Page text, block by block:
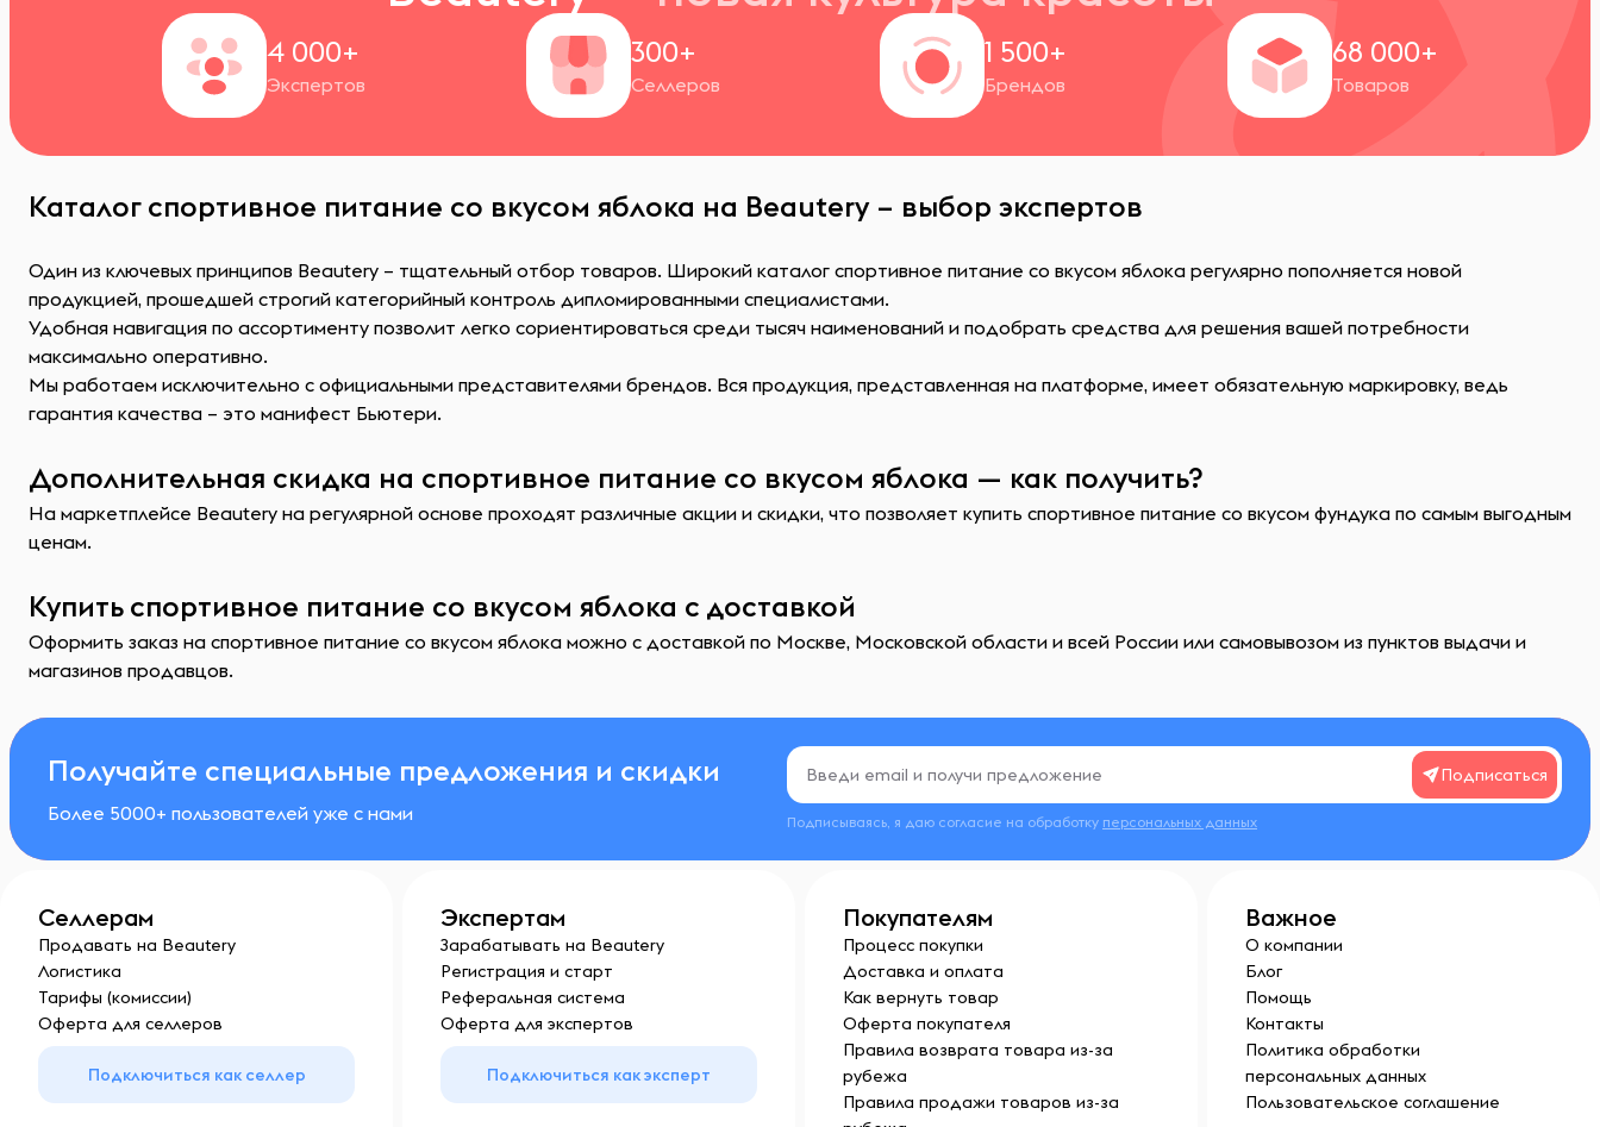
4 000+
Экспертов
300+
Селлеров
1 500+
Брендов
68 000+
Товаров
Каталог спортивное питание со вкусом яблока на Beautery – выбор экспертов
Один из ключевых принципов Beautery – тщательный отбор товаров. Широкий каталог спортивное питание со вкусом яблока регулярно пополняется новой
продукцией, прошедшей строгий категорийный контроль дипломированными специалистами.
Удобная навигация по ассортименту позволит легко сориентироваться среди тысяч наименований и подобрать средства для решения вашей потребности
максимально оперативно.
Мы работаем исключительно с официальными представителями брендов. Вся продукция, представленная на платформе, имеет обязательную маркировку, ведь
гарантия качества – это манифест Бьютери.
Дополнительная скидка на спортивное питание со вкусом яблока — как получить?
На маркетплейсе Beautery на регулярной основе проходят различные акции и скидки, что позволяет купить спортивное питание со вкусом фундука по самым выгодным
ценам.
Купить спортивное питание со вкусом яблока с доставкой
Оформить заказ на спортивное питание со вкусом яблока можно с доставкой по Москве, Московской области и всей России или самовывозом из пунктов выдачи и
магазинов продавцов.
Получайте специальные предложения и скидки
Более 5000+ пользователей уже с нами
Подписаться
Подписываясь, я даю согласие на обработку персональных данных
Селлерам
Продавать на Beautery
Логистика
Тарифы (комиссии)
Оферта для селлеров
Подключиться как селлер
Экспертам
Зарабатывать на Beautery
Регистрация и старт
Реферальная система
Оферта для экспертов
Подключиться как эксперт
Покупателям
Процесс покупки
Доставка и оплата
Как вернуть товар
Оферта покупателя
Правила возврата товара из-за
рубежа
Правила продажи товаров из-за
Важное
О компании
Блог
Помощь
Контакты
Политика обработки
персональных данных
Пользовательское соглашение